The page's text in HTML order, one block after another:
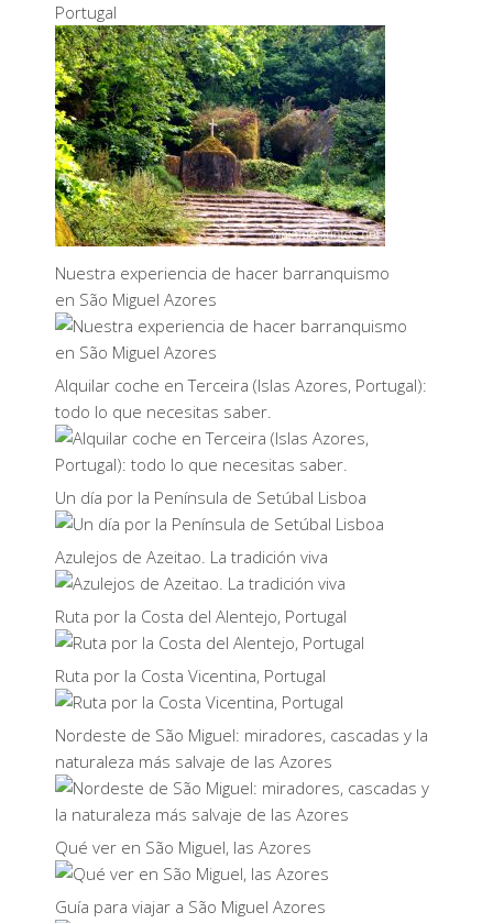
Portugal
Nuestra experiencia de hacer barranquismo
en São Miguel Azores
Alquilar coche en Terceira (Islas Azores, Portugal):
todo lo que necesitas saber.
Un día por la Península de Setúbal Lisboa
Azulejos de Azeitao. La tradición viva
Ruta por la Costa del Alentejo, Portugal
Ruta por la Costa Vicentina, Portugal
Nordeste de São Miguel: miradores, cascadas y la
naturaleza más salvaje de las Azores
Qué ver en São Miguel, las Azores
Guía para viajar a São Miguel Azores